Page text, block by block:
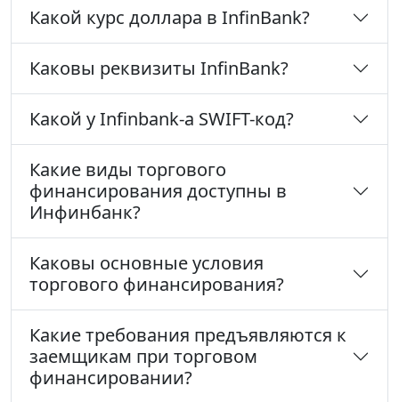
Какой курс доллара в InfinBank?
Каковы реквизиты InfinBank?
Какой у Infinbank-а SWIFT-код?
Какие виды торгового
финансирования доступны в
Инфинбанк?
Каковы основные условия
торгового финансирования?
Какие требования предъявляются к
заемщикам при торговом
финансировании?